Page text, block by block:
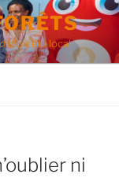
d'un élu local
ni